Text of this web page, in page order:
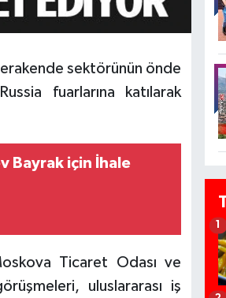
sektörünün önde
fuarlarına katılarak
Bayrak için İhale
Ticaret Odası ve
uluslararası iş
1